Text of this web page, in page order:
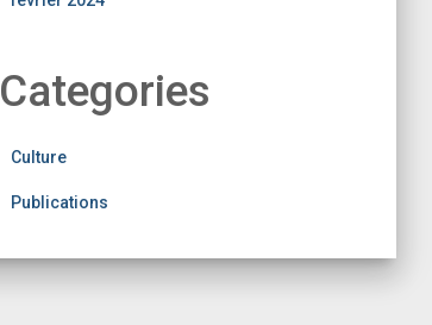
Categories
Culture
Publications